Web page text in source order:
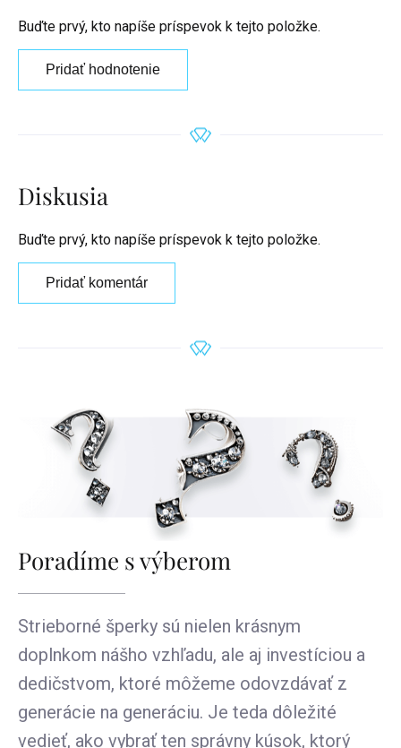
Buďte prvý, kto napíše príspevok k tejto položke.
Pridať hodnotenie
Diskusia
Buďte prvý, kto napíše príspevok k tejto položke.
Pridať komentár
Poradíme s výberom
Strieborné šperky sú nielen krásnym
doplnkom nášho vzhľadu, ale aj investíciou a
dedičstvom, ktoré môžeme odovzdávať z
generácie na generáciu. Je teda dôležité
vedieť, ako vybrať ten správny kúsok, ktorý